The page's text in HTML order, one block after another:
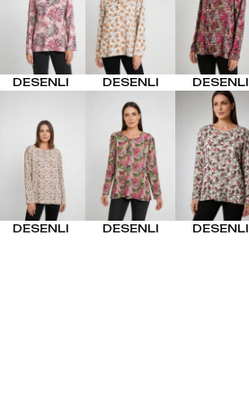
SÜTYEN TAKIM
KADIN
ÇAMAŞIR
TAKIMI
KADIN KORSE
DESENLI DESENLI DESENLI
DESENLI DESENLI DESENLI